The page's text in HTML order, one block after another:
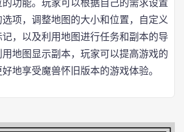
功能。玩家可以根据自己的需求设置
项，调整地图的大小和位置，自定义
，以及利用地图进行任务和副本的导
地图显示副本，玩家可以提高游戏的
地享受魔兽怀旧版本的游戏体验。